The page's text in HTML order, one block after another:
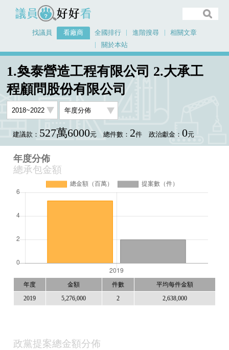
議員好好看
找議員 看廠商 全國排行 進階搜尋
相關文章
關於本站
年度分佈
1.奐泰營造工程有限公司 2.大承工
程顧問股份有限公司
建議款： 527萬6000元 總件數： 2件 政治獻金： 0元
年度分佈
總承包金額
年度 金額 件數 平均每件金額
2019 5,276,000 2 2,638,000
政黨提案總金額分佈